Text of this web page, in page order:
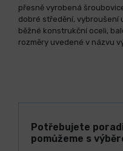
přesně vyrobená
dobré středění, vybroušení
běžné konstrukční oceli,
rozměry uvedené v názvu
Potřebujete
pomůžeme s